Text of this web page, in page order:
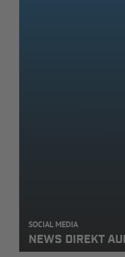
SOCIAL MEDIA
NEWS DIREKT